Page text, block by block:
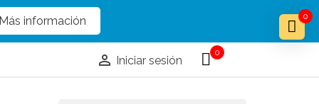
Más información
 Iniciar sesión
0
0